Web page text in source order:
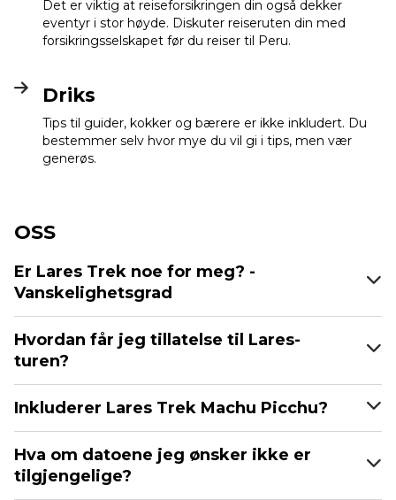
Det er viktig at reiseforsikringen din også dekker
eventyr i stor høyde. Diskuter reiseruten din med
forsikringsselskapet før du reiser til Peru.
Driks
Tips til guider, kokker og bærere er ikke inkludert. Du
bestemmer selv hvor mye du vil gi i tips, men vær
generøs.
OSS
Er Lares Trek noe for meg? -
Vanskelighetsgrad
Hvordan får jeg tillatelse til Lares-
turen?
Inkluderer Lares Trek Machu Picchu?
Hva om datoene jeg ønsker ikke er
tilgjengelige?